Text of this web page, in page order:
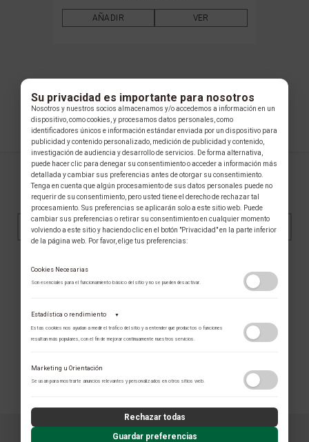
AÑADIR VER
SUSCRÍBASE AL NEWSLETTER
Su privacidad es importante para nosotros
Nosotros y nuestros socios almacenamos y/o accedemos a información en un
dispositivo, como cookies, y procesamos datos personales, como
identificadores únicos e información estándar enviada por un dispositivo para
publicidad y contenido personalizado, medición de publicidad y contenido,
investigación de audiencia y desarrollo de servicios. De forma alternativa,
puede hacer clic para denegar su consentimiento o acceder a información más
detallada y cambiar sus preferencias antes de otorgar su consentimiento.
Tenga en cuenta que algún procesamiento de sus datos personales puede no
requerir de su consentimiento, pero usted tiene el derecho de rechazar tal
procesamiento. Sus preferencias se aplicarán solo a este sitio web. Puede
cambiar sus preferencias o retirar su consentimiento en cualquier momento
volviendo a este sitio y haciendo clic en el botón "Privacidad" en la parte inferior
de la página web. Por favor, elige tus preferencias:
Cookies Necesarias
Son esenciales para el funcionamiento básico del sitio y no se pueden desactivar.
Estadística o rendimiento ▼
Estas cookies nos ayudan a medir el tráfico del sitio y a entender qué productos o funciones
resultan más populares, con el fin de mejorar continuamente nuestros servicios.
Utilizamos Adobe Analytics para recopilar datos de uso anónimos, lo que nos
permite analizar el rendimiento de nuestro contenido y las interacciones de
Marketing u Orientación
Se usan para mostrarte anuncios relevantes y personalizados en otros sitios web.
Rechazar todas
Guardar preferencias